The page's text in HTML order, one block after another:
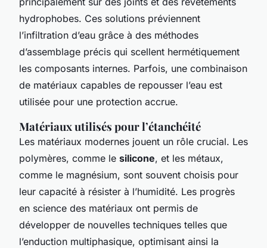
hydrophobes. Ces solutions préviennent
l’infiltration d’eau grâce à des méthodes
d’assemblage précis qui scellent hermétiquement
les composants internes. Parfois, une combinaison
de matériaux capables de repousser l’eau est
utilisée pour une protection accrue.
Matériaux utilisés pour l’étanchéité
Les matériaux modernes jouent un rôle crucial. Les
polymères, comme le silicone, et les métaux,
comme le magnésium, sont souvent choisis pour
leur capacité à résister à l’humidité. Les progrès
en science des matériaux ont permis de
développer de nouvelles techniques telles que
l’enduction multiphasique, optimisant ainsi la